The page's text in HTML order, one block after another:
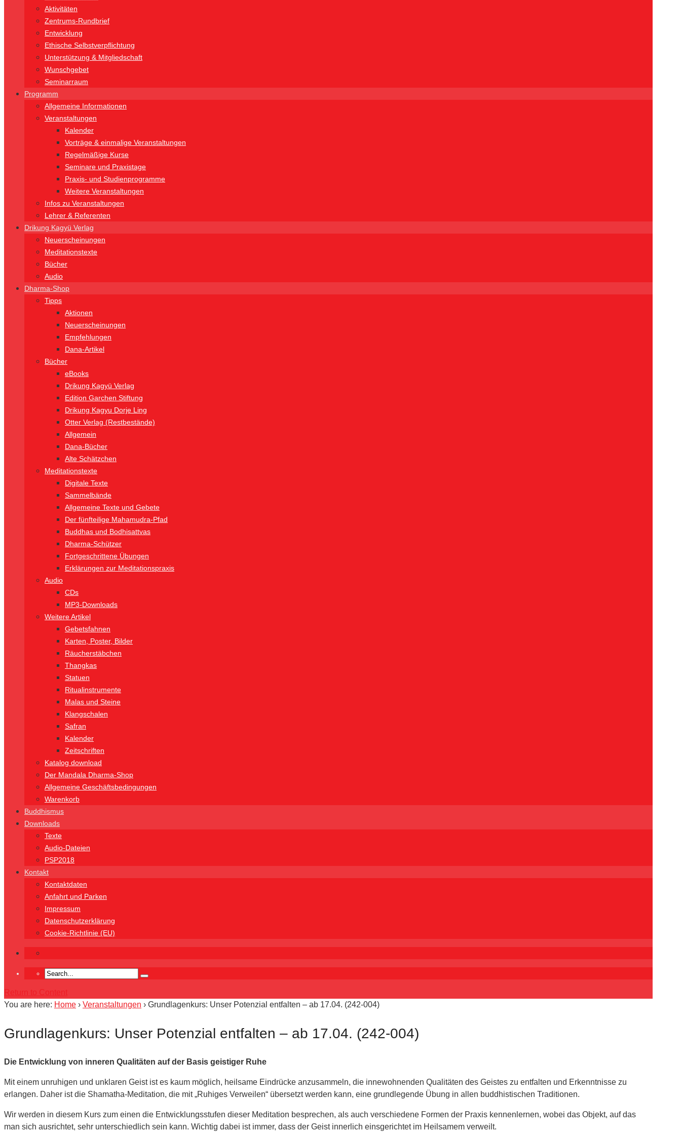
Aktivitäten
Zentrums-Rundbrief
Entwicklung
Ethische Selbstverpflichtung
Unterstützung & Mitgliedschaft
Wunschgebet
Seminarraum
Programm
Allgemeine Informationen
Veranstaltungen
Kalender
Vorträge & einmalige Veranstaltungen
Regelmäßige Kurse
Seminare und Praxistage
Praxis- und Studienprogramme
Weitere Veranstaltungen
Infos zu Veranstaltungen
Lehrer & Referenten
Drikung Kagyü Verlag
Neuerscheinungen
Meditationstexte
Bücher
Audio
Dharma-Shop
Tipps
Aktionen
Neuerscheinungen
Empfehlungen
Dana-Artikel
Bücher
eBooks
Drikung Kagyü Verlag
Edition Garchen Stiftung
Drikung Kagyu Dorje Ling
Otter Verlag (Restbestände)
Allgemein
Dana-Bücher
Alte Schätzchen
Meditationstexte
Digitale Texte
Sammelbände
Allgemeine Texte und Gebete
Der fünfteilige Mahamudra-Pfad
Buddhas und Bodhisattvas
Dharma-Schützer
Fortgeschrittene Übungen
Erklärungen zur Meditationspraxis
Audio
CDs
MP3-Downloads
Weitere Artikel
Gebetsfahnen
Karten, Poster, Bilder
Räucherstäbchen
Thangkas
Statuen
Ritualinstrumente
Malas und Steine
Klangschalen
Safran
Kalender
Zeitschriften
Katalog download
Der Mandala Dharma-Shop
Allgemeine Geschäftsbedingungen
Warenkorb
Buddhismus
Downloads
Texte
Audio-Dateien
PSP2018
Kontakt
Kontaktdaten
Anfahrt und Parken
Impressum
Datenschutzerklärung
Cookie-Richtlinie (EU)
Return to Content
You are here: Home › Veranstaltungen › Grundlagenkurs: Unser Potenzial entfalten – ab 17.04. (242-004)
Grundlagenkurs: Unser Potenzial entfalten – ab 17.04. (242-004)
Die Entwicklung von inneren Qualitäten auf der Basis geistiger Ruhe
Mit einem unruhigen und unklaren Geist ist es kaum möglich, heilsame Eindrücke anzusammeln, die innewohnenden Qualitäten des Geistes zu entfalten und Erkenntnisse zu
erlangen. Daher ist die Shamatha-Meditation, die mit „Ruhiges Verweilen“ übersetzt werden kann, eine grundlegende Übung in allen buddhistischen Traditionen.
Wir werden in diesem Kurs zum einen die Entwicklungsstufen dieser Meditation besprechen, als auch verschiedene Formen der Praxis kennenlernen, wobei das Objekt, auf das
man sich ausrichtet, sehr unterschiedlich sein kann. Wichtig dabei ist immer, dass der Geist innerlich einsgerichtet im Heilsamem verweilt.